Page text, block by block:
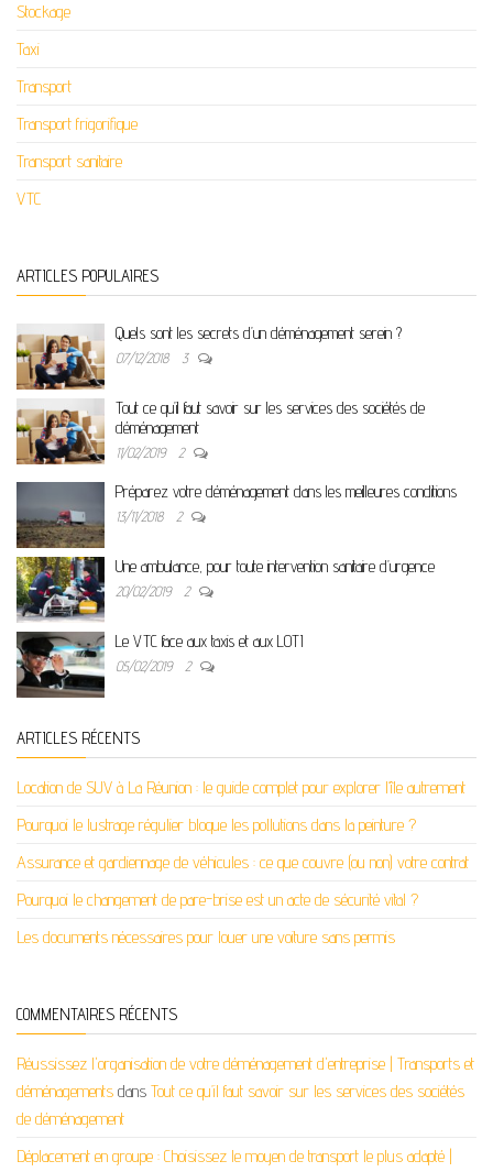
Stockage
Taxi
Transport
Transport frigorifique
Transport sanitaire
VTC
ARTICLES POPULAIRES
Quels sont les secrets d’un déménagement serein ?
07/12/2018 3
Tout ce qu’il faut savoir sur les services des sociétés de
déménagement
11/02/2019 2
Préparez votre déménagement dans les meilleures conditions
13/11/2018 2
Une ambulance, pour toute intervention sanitaire d’urgence
20/02/2019 2
Le VTC face aux taxis et aux LOTI
05/02/2019 2
ARTICLES RÉCENTS
Location de SUV à La Réunion : le guide complet pour explorer l’île autrement
Pourquoi le lustrage régulier bloque les pollutions dans la peinture ?
Assurance et gardiennage de véhicules : ce que couvre (ou non) votre contrat
Pourquoi le changement de pare-brise est un acte de sécurité vital ?
Les documents nécessaires pour louer une voiture sans permis
COMMENTAIRES RÉCENTS
Réussissez l'organisation de votre déménagement d'entreprise | Transports et
déménagements dans Tout ce qu’il faut savoir sur les services des sociétés
de déménagement
Déplacement en groupe : Choisissez le moyen de transport le plus adapté |